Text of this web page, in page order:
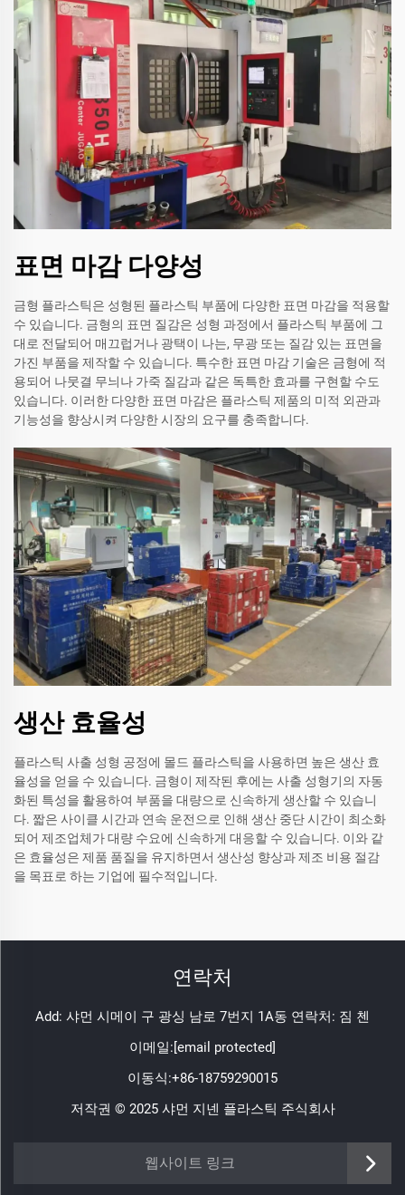
표면 마감 다양성
금형 플라스틱은 성형된 플라스틱 부품에 다양한 표면 마감을 적용할
수 있습니다. 금형의 표면 질감은 성형 과정에서 플라스틱 부품에 그
대로 전달되어 매끄럽거나 광택이 나는, 무광 또는 질감 있는 표면을
가진 부품을 제작할 수 있습니다. 특수한 표면 마감 기술은 금형에 적
용되어 나뭇결 무늬나 가죽 질감과 같은 독특한 효과를 구현할 수도
있습니다. 이러한 다양한 표면 마감은 플라스틱 제품의 미적 외관과
기능성을 향상시켜 다양한 시장의 요구를 충족합니다.
생산 효율성
플라스틱 사출 성형 공정에 몰드 플라스틱을 사용하면 높은 생산 효
율성을 얻을 수 있습니다. 금형이 제작된 후에는 사출 성형기의 자동
화된 특성을 활용하여 부품을 대량으로 신속하게 생산할 수 있습니
다. 짧은 사이클 시간과 연속 운전으로 인해 생산 중단 시간이 최소화
되어 제조업체가 대량 수요에 신속하게 대응할 수 있습니다. 이와 같
은 효율성은 제품 품질을 유지하면서 생산성 향상과 제조 비용 절감
을 목표로 하는 기업에 필수적입니다.
연락처
Add: 샤먼 시메이 구 광싱 남로 7번지 1A동 연락처: 짐 첸
이메일:[email protected]
이동식:+86-18759290015
저작권 © 2025 샤먼 지넨 플라스틱 주식회사
웹사이트 링크
https://www.jinenplastic.com/service